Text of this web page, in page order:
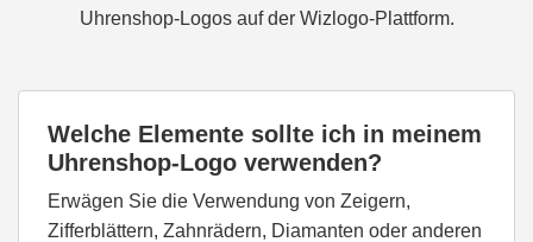
Uhrenshop-Logos auf der Wizlogo-Plattform.
Welche Elemente sollte ich in meinem
Uhrenshop-Logo verwenden?
Erwägen Sie die Verwendung von Zeigern,
Zifferblättern, Zahnrädern, Diamanten oder anderen